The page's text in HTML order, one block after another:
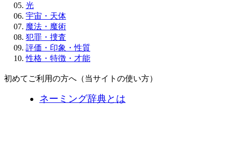
光
宇宙・天体
魔法・魔術
犯罪・捜査
評価・印象・性質
性格・特徴・才能
初めてご利用の方へ（当サイトの使い方）
ネーミング辞典とは